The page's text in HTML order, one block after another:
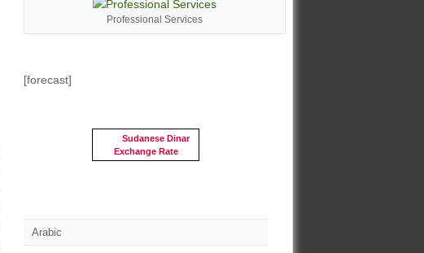
Professional Services
[forecast]
Sudanese Dinar
Exchange Rate
Arabic